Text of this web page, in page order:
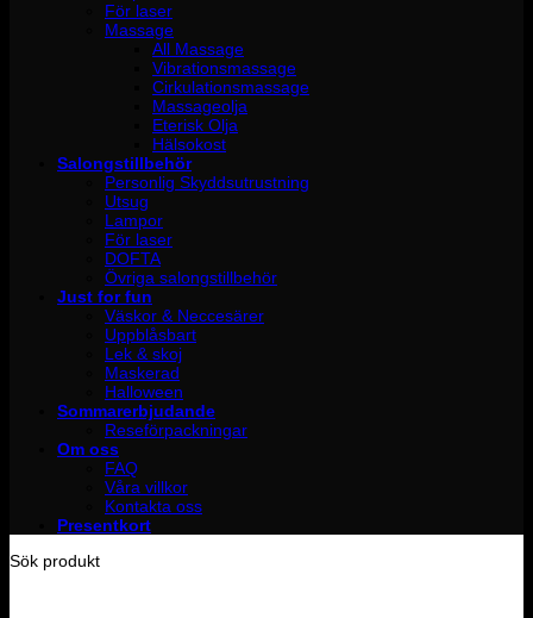
För laser
Massage
All Massage
Vibrationsmassage
Cirkulationsmassage
Massageolja
Eterisk Olja
Hälsokost
Salongstillbehör
Personlig Skyddsutrustning
Utsug
Lampor
För laser
DOFTA
Övriga salongstillbehör
Just for fun
Väskor & Neccesärer
Uppblåsbart
Lek & skoj
Maskerad
Halloween
Sommarerbjudande
Reseförpackningar
Om oss
FAQ
Våra villkor
Kontakta oss
Presentkort
Sök produkt